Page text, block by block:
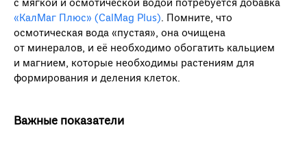
с мягкой и осмотической водой потребуется добавка
«КалМаг Плюс» (CalMag Plus). Помните, что
осмотическая вода «пустая», она очищена
от минералов, и её необходимо обогатить кальцием
и магнием, которые необходимы растениям для
формирования и деления клеток.
Важные показатели